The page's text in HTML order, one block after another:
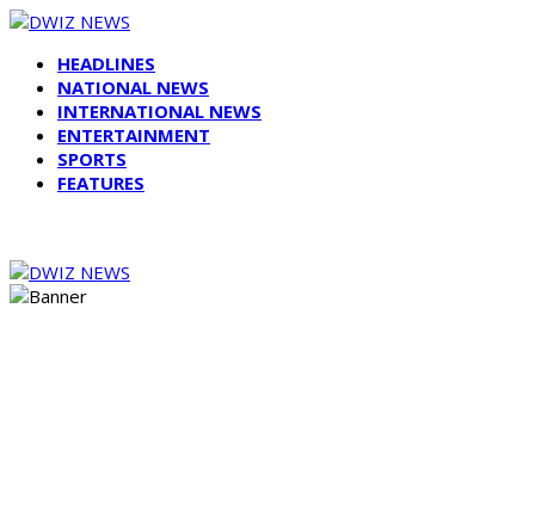
HEADLINES
NATIONAL NEWS
INTERNATIONAL NEWS
ENTERTAINMENT
SPORTS
FEATURES